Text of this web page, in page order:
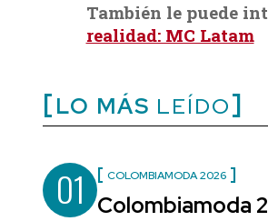
También le puede
realidad: MC Latam
LO MÁS LEÍDO
01 COLOMBIAMODA 2026
Colombiamoda